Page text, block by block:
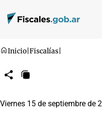
Inicio Fiscalías
CompartirCopiar
Viernes 15 de septiembre de